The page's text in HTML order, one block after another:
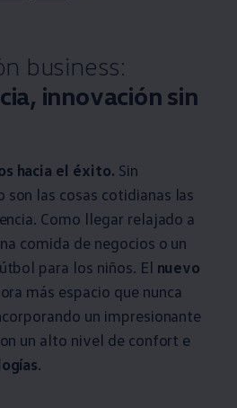
business:
innovación sin
hacia el éxito. Sin
son las cosas cotidianas las
Como llegar relajado a
comida de negocios o un
para los niños. El nuevo
más espacio que nunca
un impresionante
un alto nivel de confort e
.